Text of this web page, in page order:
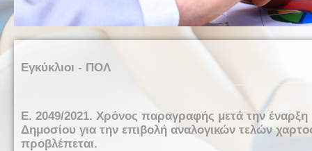
Εγκύκλιοι - ΠΟΛ
Ε. 2049/2021. Χρόνος παραγραφής μετά την
Δημοσίου για την επιβολή αναλογικών τελών
προβλέπεται.